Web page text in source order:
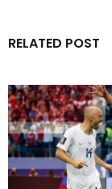
RELATED POST